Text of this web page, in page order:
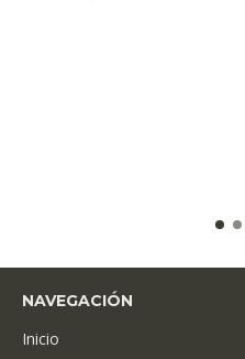
NAVEGACIÓN
Inicio